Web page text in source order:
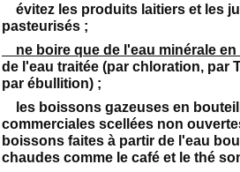
évitez les produits laitiers et les
pasteurisés ;
ne boire que de l'eau minérale
de l'eau traitée (par chloration, par
par ébullition) ;
les boissons gazeuses en
commerciales scellées non
boissons faites à partir de l'eau
chaudes comme le café et le thé